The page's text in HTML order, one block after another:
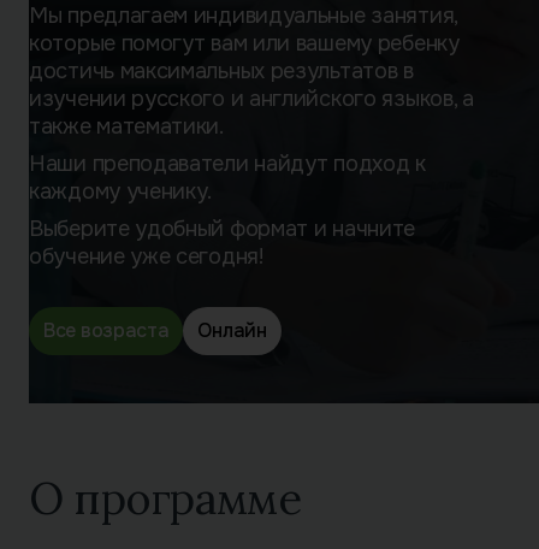
Мы предлагаем индивидуальные занятия,
которые помогут вам или вашему ребенку
достичь максимальных результатов в
изучении русского и английского языков, а
также математики.
Наши преподаватели найдут подход к
каждому ученику.
Выберите удобный формат и начните
обучение уже сегодня!
Все возраста Онлайн
О программе